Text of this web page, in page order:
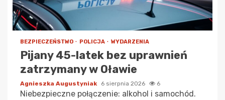
BEZPIECZEŃSTWO POLICJA WYDARZENIA
Pijany 45-latek bez uprawnień
zatrzymany w Oławie
Agnieszka Augustyniak 6 sierpnia 2026 6
Niebezpieczne połączenie: alkohol i samochód.